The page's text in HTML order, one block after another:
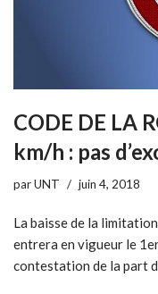
CODE DE LA
km/h : pas
parUNT juin 4, 2018
La baisse de la
entrera en vigueur le
contestation de la part